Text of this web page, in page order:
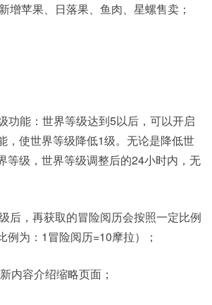
增苹果、日落果、鱼肉、星螺售卖；
功能：世界等级达到5以后，可以开启
，使世界等级降低1级。无论是降低世
等级，世界等级调整后的24小时内，无
后，再获取的冒险阅历会按照一定比例
例为：1冒险阅历=10摩拉）；
内容介绍缩略页面；